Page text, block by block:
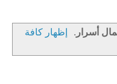
أسرار .
إظهار كافة